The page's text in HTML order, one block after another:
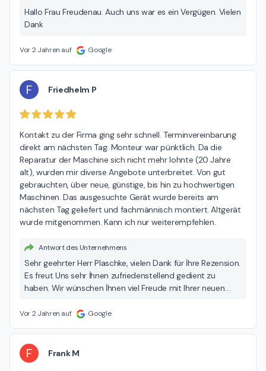
Hallo Frau Freudenau. Auch uns war es ein Vergügen. Vielen
Dank
Vor 2 Jahren auf Google
F Friedhelm P
Kontakt zu der Firma ging sehr schnell. Terminvereinbarung
direkt am nächsten Tag. Monteur war pünktlich. Da die
Reparatur der Maschine sich nicht mehr lohnte (20 Jahre
alt), wurden mir diverse Angebote unterbreitet. Von gut
gebrauchten, über neue, günstige, bis hin zu hochwertigen
Maschinen. Das ausgesuchte Gerät wurde bereits am
nächsten Tag geliefert und fachmännisch montiert. Altgerät
wurde mitgenommen. Kann ich nur weiterempfehlen.
Antwort des Unternehmens
Sehr geehrter Herr Plaschke, vielen Dank für İhre Rezension.
Es freut Uns sehr İhnen zufriedenstellend gedient zu
haben. Wir wünschen İhnen viel Freude mit Ihrer neuen
wenn Sie Probleme mit Ihrer Elektro Hausgeräte haben
Kundendiest
Vor 2 Jahren auf Google
F Frank M